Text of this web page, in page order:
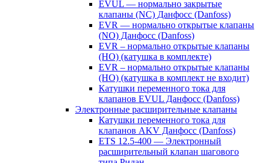
EVUL — нормально закрытые
клапаны (NC) Данфосс (Danfoss)
EVR — нормально открытые клапаны
(NO) Данфосс (Danfoss)
EVR – нормально открытые клапаны
(НО) (катушка в комплекте)
EVR – нормально открытые клапаны
(НО) (катушка в комплект не входит)
Катушки переменного тока для
клапанов EVUL Данфосс (Danfoss)
Электронные расширительные клапаны
Катушки переменного тока для
клапанов AKV Данфосс (Danfoss)
ETS 12.5-400 — Электронный
расширительный клапан шагового